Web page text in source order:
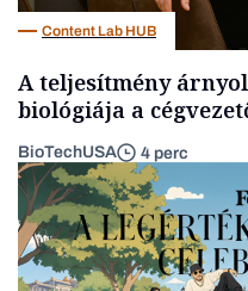
Content Lab HUB
A teljesítmény
biológiája a
BioTechUSA 4 perc